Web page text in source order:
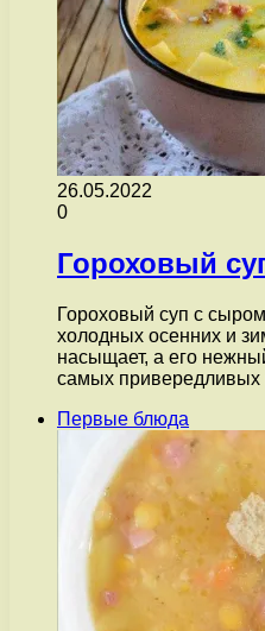
26.05.2022
0
Гороховый
Гороховый суп с
холодных осенних и
насыщает, а его
самых
Первые блюда